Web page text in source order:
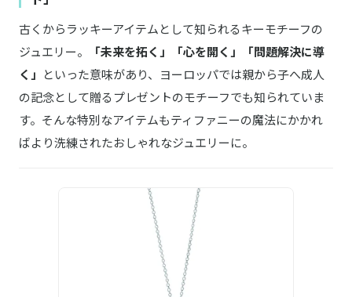
古くからラッキーアイテムとして知られるキーモチーフの
ジュエリー。
「未来を拓く」「心を開く」「問題解決に導
く」 といった意味があり、ヨーロッパでは親から子へ成人
の記念として贈るプレゼントのモチーフでも知られていま
す。そんな特別なアイテムもティファニーの魔法にかかれ
ばより洗練されたおしゃれなジュエリーに。